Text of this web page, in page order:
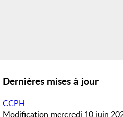
Dernières mises à jour
CCPH
Modification mercredi 10 juin